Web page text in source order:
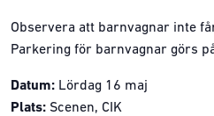
Observera att barnvagnar inte
Parkering för barnvagnar görs
Datum: Lördag 16 maj
Plats: Scenen, CIK